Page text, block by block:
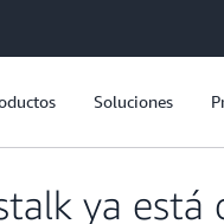
Soluciones
ya